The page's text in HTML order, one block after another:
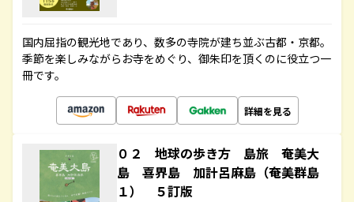
国内屈指の観光地であり、数多の寺院が建ち並ぶ古都・京都。
季節を楽しみながらお寺をめぐり、御朱印を頂くのに役立つ一
冊です。
詳細を見る
０２ 地球の歩き方 島旅 奄美大
島 喜界島 加計呂麻島（奄美群島
１） ５訂版